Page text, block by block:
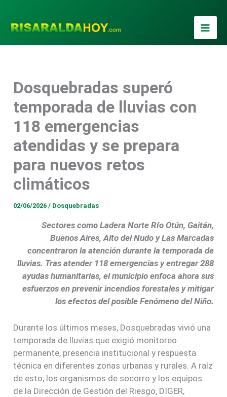
contenido
Dosquebradas superó
temporada de lluvias con
118 emergencias
atendidas y se prepara
para nuevos retos
climáticos
02/06/2026/ Dosquebradas
Sectores como Ladera Norte Río Otún, Gaitán,
Buenos Aires, Alto del Nudo y Las Marcadas
concentraron la atención durante la temporada de
lluvias. Tras atender 118 emergencias y entregar 288
ayudas humanitarias, el municipio enfoca ahora sus
esfuerzos en prevenir incendios forestales y mitigar
los efectos del posible Fenómeno del Niño.
Durante los últimos meses, Dosquebradas vivió una
temporada de lluvias que exigió monitoreo
permanente, presencia institucional y respuesta
técnica en diferentes zonas urbanas y rurales. A raíz
de esto, los organismos de socorro y los equipos
de la Dirección de Gestión del Riesgo, DIGER,